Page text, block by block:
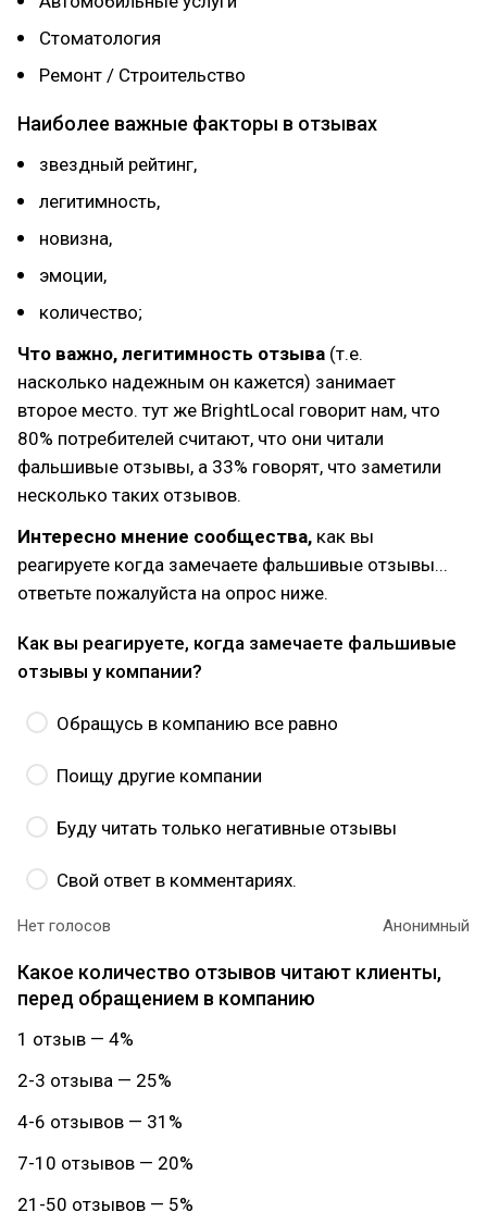
Стоматология
Ремонт / Строительство
Наиболее важные факторы в отзывах
звездный рейтинг,
легитимность,
новизна,
эмоции,
количество;
Что важно, легитимность отзыва (т.е.
насколько надежным он кажется) занимает
второе место. тут же BrightLocal говорит нам, что
80% потребителей считают, что они читали
фальшивые отзывы, а 33% говорят, что заметили
несколько таких отзывов.
Интересно мнение сообщества, как вы
реагируете когда замечаете фальшивые отзывы...
ответьте пожалуйста на опрос ниже.
Как вы реагируете, когда замечаете фальшивые
отзывы у компании?
Обращусь в компанию все равно
Поищу другие компании
Буду читать только негативные отзывы
Свой ответ в комментариях.
Нет голосов Анонимный
Какое количество отзывов читают клиенты,
перед обращением в компанию
1 отзыв — 4%
2-3 отзыва — 25%
4-6 отзывов — 31%
7-10 отзывов — 20%
21-50 отзывов — 5%